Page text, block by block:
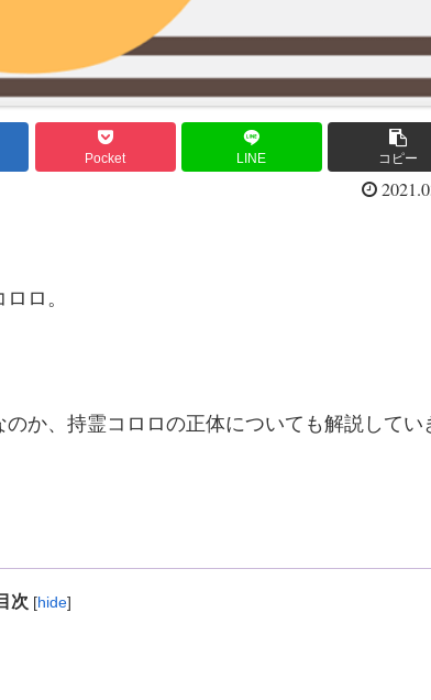
Pocket LINE コピー
ロ。
か、持霊コロロの正体についても解説してい
次 [hide]